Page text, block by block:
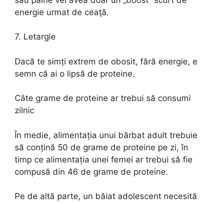
energie urmat de ceaţă.
7. Letargie
Dacă te simți extrem de obosit, fără energie, e
semn că ai o lipsă de proteine.
Câte grame de proteine ar trebui să consumi
zilnic
În medie, alimentația unui bărbat adult trebuie
să conțină 50 de grame de proteine pe zi, în
timp ce alimentația unei femei ar trebui să fie
compusă din 46 de grame de proteine.
Pe de altă parte, un băiat adolescent necesită